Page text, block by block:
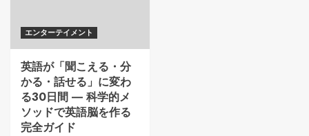
エンターテイメント
英語が「聞こえる・分
かる・話せる」に変わ
る30日間 ― 科学的メ
ソッドで英語脳を作る
完全ガイド